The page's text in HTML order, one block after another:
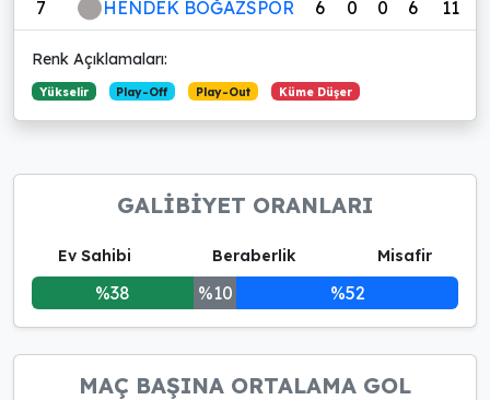
7 HENDEK BOĞAZSPOR 6 0 0 6 11
Renk Açıklamaları:
Yükselir Play-Off Play-Out Küme Düşer
GALİBİYET ORANLARI
Ev Sahibi Beraberlik Misafir
%38 %10 %52
MAÇ BAŞINA ORTALAMA GOL